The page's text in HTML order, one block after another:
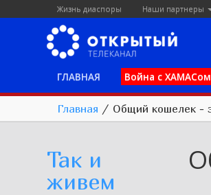
Жизнь диаспоры Наши партнеры
ГЛАВНАЯ Война с ХАМАСом
Главная / Общий кошелек -
Так и
живем